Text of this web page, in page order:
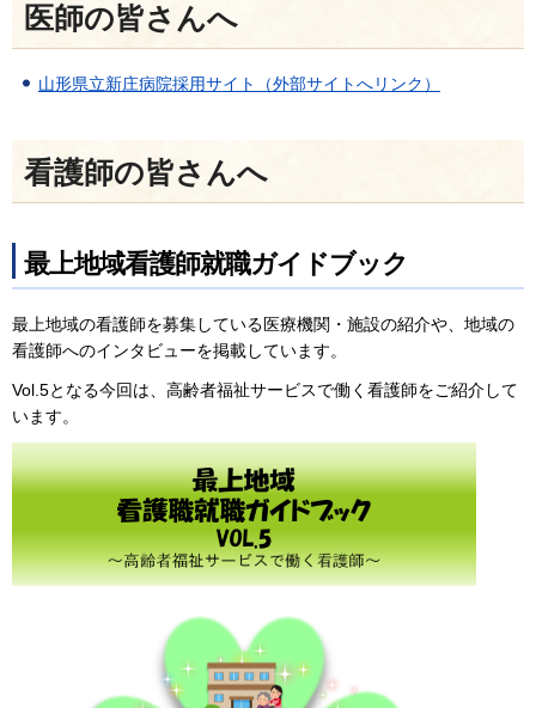
医師の皆さんへ
山形県立新庄病院採用サイト（外部サイトへリンク）
看護師の皆さんへ
最上地域看護師就職ガイドブック
最上地域の看護師を募集している医療機関・施設の紹介や、地域の
看護師へのインタビューを掲載しています。
Vol.5となる今回は、高齢者福祉サービスで働く看護師をご紹介して
います。